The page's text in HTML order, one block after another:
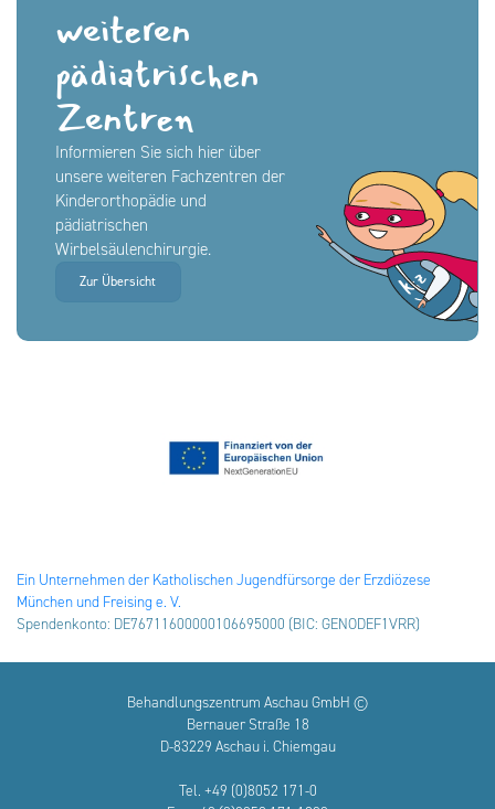
weiteren
pädiatrischen
Zentren
Informieren Sie sich hier über
unsere weiteren Fachzentren der
Kinderorthopädie und
pädiatrischen
Wirbelsäulenchirurgie.
Zur Übersicht
Ein Unternehmen der Katholischen Jugendfürsorge der Erzdiözese
München und Freising e. V.
Spendenkonto: DE76711600000106695000 (BIC: GENODEF1VRR)
Behandlungszentrum Aschau GmbH ©
Bernauer Straße 18
D-83229 Aschau i. Chiemgau
Tel. +49 (0)8052 171-0